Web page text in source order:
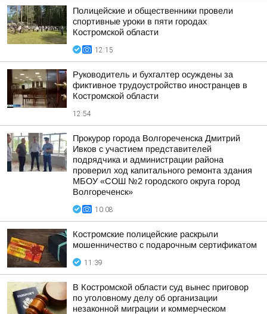
Полицейские и общественники провели
спортивные уроки в пяти городах
Костромской области
12:15
Руководитель и бухгалтер осуждены за
фиктивное трудоустройство иностранцев в
Костромской области
12:54
Прокурор города Волгореченска Дмитрий
Ивков с участием представителей
подрядчика и администрации района
проверил ход капитального ремонта здания
МБОУ «СОШ №2 городского округа город
Волгореченск»
10:08
Костромские полицейские раскрыли
мошенничество с подарочным сертификатом
11:39
В Костромской области суд вынес приговор
по уголовному делу об организации
незаконной миграции и коммерческом